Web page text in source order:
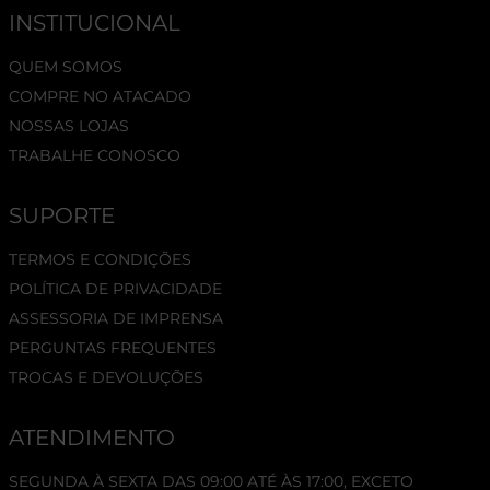
INSTITUCIONAL
QUEM SOMOS
COMPRE NO ATACADO
NOSSAS LOJAS
TRABALHE CONOSCO
SUPORTE
TERMOS E CONDIÇÕES
POLÍTICA DE PRIVACIDADE
ASSESSORIA DE IMPRENSA
PERGUNTAS FREQUENTES
TROCAS E DEVOLUÇÕES
ATENDIMENTO
SEGUNDA À SEXTA DAS 09:00 ATÉ ÀS 17:00, EXCETO